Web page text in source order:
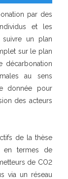
par des
et les
suivre un plan
sur le plan
décarbonation
au sens
donnée pour
des acteurs
de la thèse
en termes de
de CO2
via un réseau